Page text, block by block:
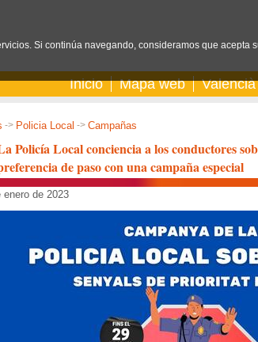
Inicio Mapa web Valencià
-> Policia Local -> Campañas
Policía Local conciencia a los conductores
de paso con una campaña especial
enero de 2023
Si continúa navegando, consideramos que acepta